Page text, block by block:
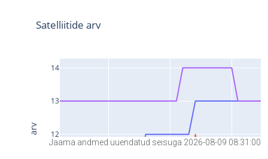
Jaama andmed uuendatud seisuga 2026-08-09 08:31:00